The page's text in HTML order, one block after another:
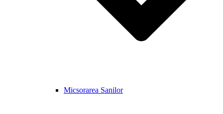
Micsorarea Sanilor